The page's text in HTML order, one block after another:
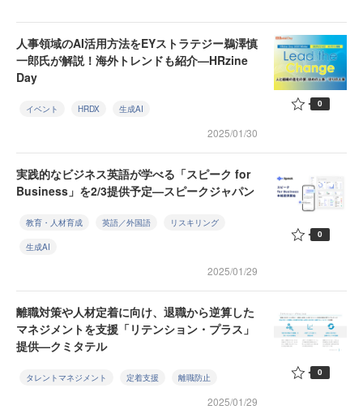
人事領域のAI活用方法をEYストラテジー鵜澤慎
一郎氏が解説！海外トレンドも紹介—HRzine
Day
イベント HRDX 生成AI
2025/01/30
0
実践的なビジネス英語が学べる「スピーク for
Business」を2/3提供予定—スピークジャパン
教育・人材育成 英語／外国語 リスキリング
生成AI
2025/01/29
0
離職対策や人材定着に向け、退職から逆算した
マネジメントを支援「リテンション・プラス」
提供—クミタテル
タレントマネジメント 定着支援 離職防止
2025/01/29
0